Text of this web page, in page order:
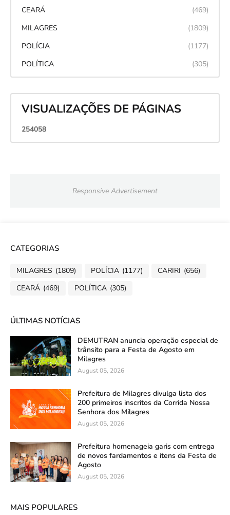
CEARÁ
(469)
MILAGRES
(1809)
POLÍCIA
(1177)
POLÍTICA
(305)
VISUALIZAÇÕES DE PÁGINAS
254058
Responsive Advertisement
CATEGORIAS
MILAGRES (1809) POLÍCIA (1177) CARIRI (656)
CEARÁ (469) POLÍTICA (305)
ÚLTIMAS NOTÍCIAS
DEMUTRAN anuncia operação especial de
trânsito para a Festa de Agosto em
Milagres
August 05, 2026
Prefeitura de Milagres divulga lista dos
200 primeiros inscritos da Corrida Nossa
Senhora dos Milagres
August 05, 2026
Prefeitura homenageia garis com entrega
de novos fardamentos e itens da Festa de
Agosto
August 05, 2026
MAIS POPULARES